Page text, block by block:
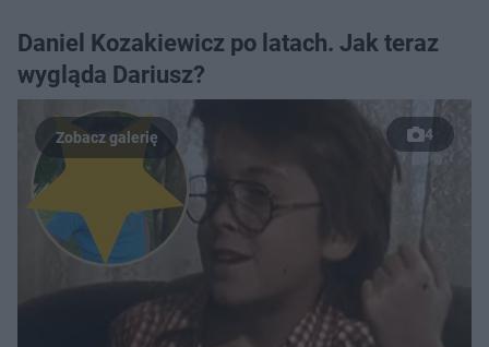
Daniel Kozakiewicz po latach. Jak teraz
wygląda Dariusz?
4